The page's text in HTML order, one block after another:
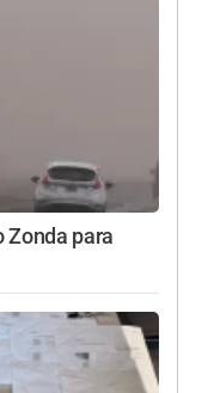
Zonda para